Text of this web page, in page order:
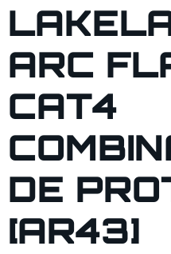
ARC
CAT4
DE
[AR43]